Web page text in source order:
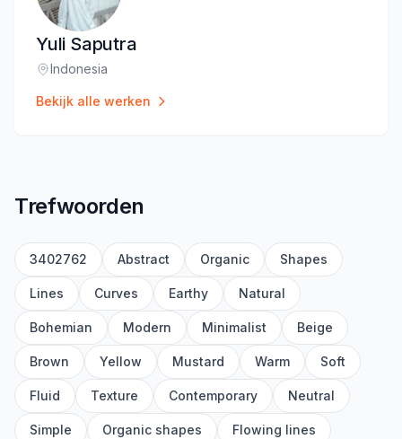
Yuli Saputra
Locatie
Indonesia
Bekijk alle werken
Trefwoorden
3402762 Abstract Organic Shapes
Lines Curves Earthy Natural
Bohemian Modern Minimalist Beige
Brown Yellow Mustard Warm Soft
Fluid Texture Contemporary Neutral
Simple Organic shapes Flowing lines